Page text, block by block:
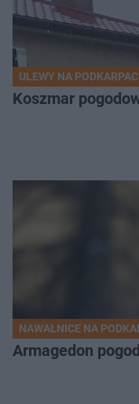
ULEWY NA
Koszmar
NAWAŁNICE NA
Armagedon